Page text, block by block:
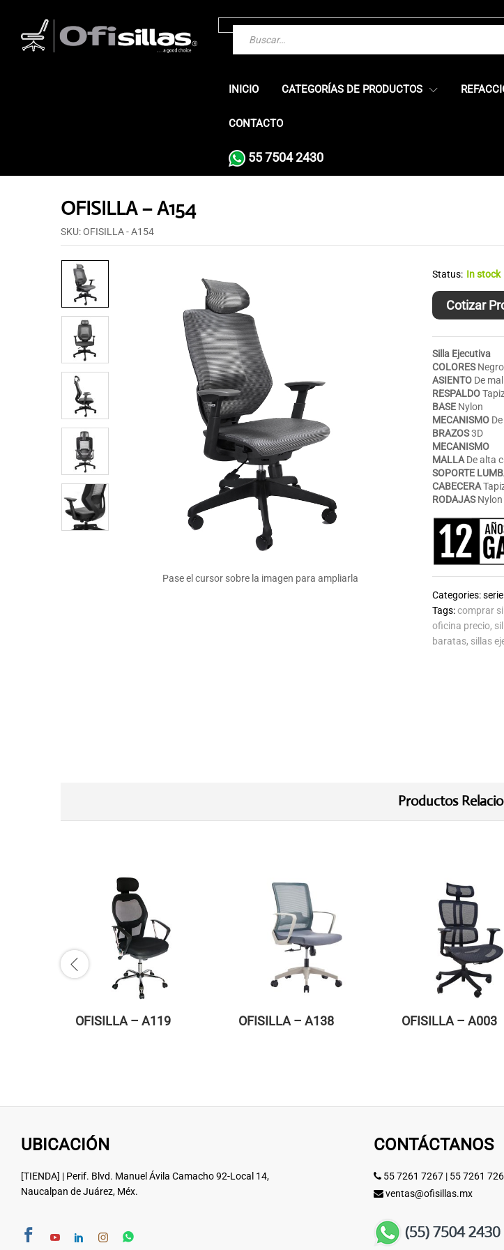
INICIO CATEGORÍAS DE PRODUCTOS
CONTACTO
55 7504 2430
OFISILLA – A154
SKU:OFISILLA - A154
Pase el cursor sobre la imagen para ampliarla
Status: In stock
Cotizar
Silla Ejecutiva
COLORESNegro
ASIENTO De
RESPALDO
BASE Nylon
MECANISMO
BRAZOS3D
MECANISMO
MALLADe alta
SOPORTE
CABECERA
RODAJASNylon
Categories:
Tags:comprar
oficina precio,
baratas, sillas
Productos
OFISILLA – A119 OFISILLA – A138 OFISILLA – A003
UBICACIÓN
[TIENDA] | Perif. Blvd. Manuel Ávila Camacho 92-Local 14,
Naucalpan de Juárez, Méx.
CONTÁCTANOS
55 7261 7267| 55 7261
ventas@ofisillas.mx